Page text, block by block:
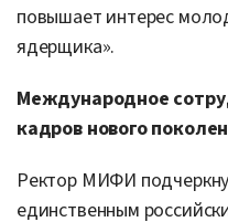
повышает интерес
ядерщика».
Международное
кадров нового
Ректор МИФИ
единственным